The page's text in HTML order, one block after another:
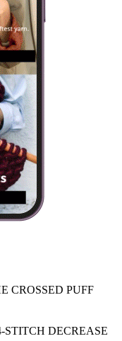
CROSSED PUFF
STITCH DECREASE